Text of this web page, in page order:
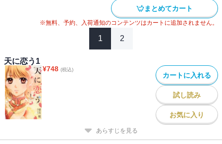
まとめてカート
※無料、予約、入荷通知のコンテンツはカートに追加されません。
1 2
天に恋う1
¥748 (税込)
カートに入れる
試し読み
お気に入り
あらすじを見る